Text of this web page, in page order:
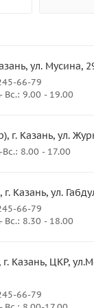
ул. Мусина,
66-79
9.00 - 19.00
г. Казань, ул.
8.00 - 17.00
Казань, ул.
66-79
8.30 - 18.00
Казань, ЦКР,
66-79